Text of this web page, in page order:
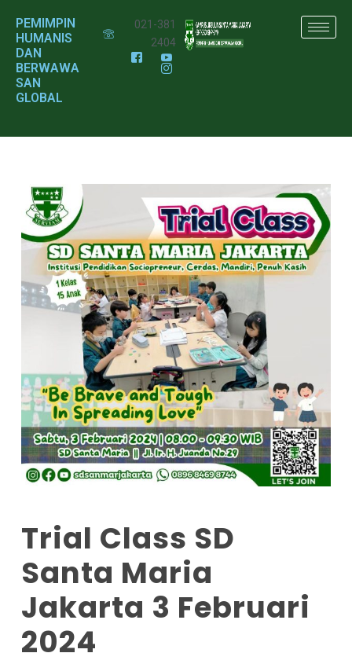
PEMIMPIN
HUMANIS
DAN
BERWAWA
SAN
GLOBAL
021-381
2404
Trial Class SD
Santa Maria
Jakarta 3 Februari
2024